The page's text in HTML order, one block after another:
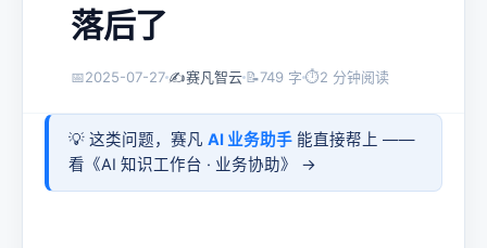
落后了
📅2025-07-27 ✍️赛凡智云 📝749 字 ⏱2 分钟阅读
💡 这类问题，赛凡 AI 业务助手 能直接帮上 ——
看《AI 知识工作台 · 业务协助》 →